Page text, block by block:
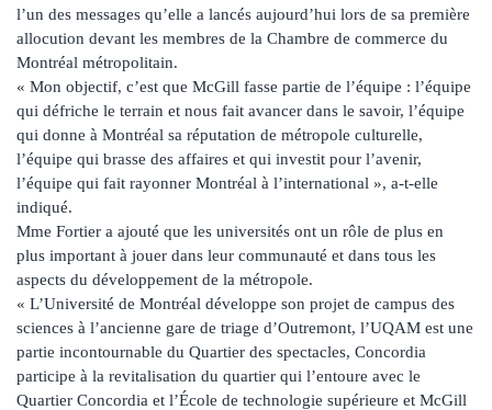
l’un des messages qu’elle a lancés aujourd’hui lors de sa première
allocution devant les membres de la Chambre de commerce du
Montréal métropolitain.
« Mon objectif, c’est que McGill fasse partie de l’équipe : l’équipe
qui défriche le terrain et nous fait avancer dans le savoir, l’équipe
qui donne à Montréal sa réputation de métropole culturelle,
l’équipe qui brasse des affaires et qui investit pour l’avenir,
l’équipe qui fait rayonner Montréal à l’international », a-t-elle
indiqué.
Mme Fortier a ajouté que les universités ont un rôle de plus en
plus important à jouer dans leur communauté et dans tous les
aspects du développement de la métropole.
« L’Université de Montréal développe son projet de campus des
sciences à l’ancienne gare de triage d’Outremont, l’UQAM est une
partie incontournable du Quartier des spectacles, Concordia
participe à la revitalisation du quartier qui l’entoure avec le
Quartier Concordia et l’École de technologie supérieure et McGill